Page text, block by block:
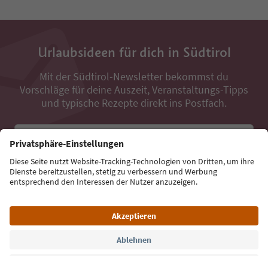
Urlaubsideen für dich in Südtirol
Mit der Südtirol-Newsletter bekommst du
Vorschläge für deine Auszeit, Veranstaltungs-Tipps
und typische Rezepte direkt ins Postfach.
E-Mail Adresse
Jetzt anmelden